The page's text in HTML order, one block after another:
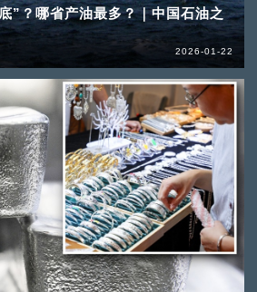
”？哪省产油最多？｜中国石油之
2026-01-22